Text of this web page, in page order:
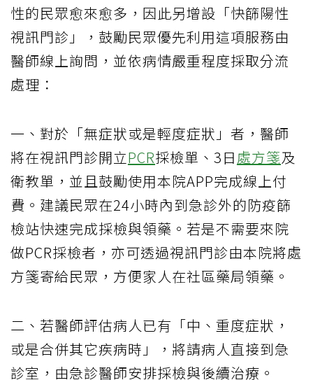
性的民眾愈來愈多，因此另增設「快篩陽性
視訊門診」，鼓勵民眾優先利用這項服務由
醫師線上詢問，並依病情嚴重程度採取分流
處理：
一、對於「無症狀或是輕度症狀」者，醫師
將在視訊門診開立PCR採檢單、3日處方箋及
衛教單，並且鼓勵使用本院APP完成線上付
費。建議民眾在24小時內到急診外的防疫篩
檢站快速完成採檢與領藥。若是不需要來院
做PCR採檢者，亦可透過視訊門診由本院將處
方箋寄給民眾，方便家人在社區藥局領藥。
二、若醫師評估病人已有「中、重度症狀，
或是合併其它疾病時」，將請病人直接到急
診室，由急診醫師安排採檢與後續治療。